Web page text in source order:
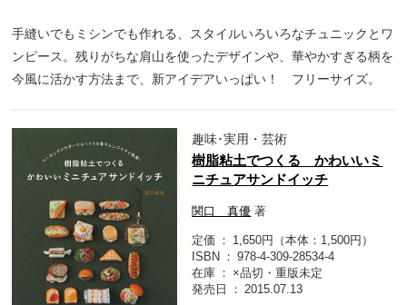
手縫いでもミシンでも作れる、スタイルいろいろなチュニックとワ
ンピース。残りがちな肩山を使ったデザインや、華やかすぎる柄を
今風に活かす方法まで、新アイデアいっぱい！ フリーサイズ。
趣味･実用・芸術
樹脂粘土でつくる かわいいミ
ニチュアサンドイッチ
関口 真優 著
定価
1,650円（本体：1,500円）
ISBN
978-4-309-28534-4
在庫
×品切・重版未定
発売日
2015.07.13